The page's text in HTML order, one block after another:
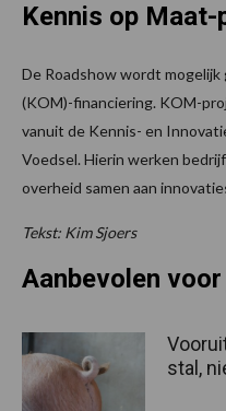
Kennis op
De Roadshow wordt
(KOM)-financiering. KOM-
vanuit de Kennis- en
Voedsel. Hierin werken
overheid samen aan
Tekst: Kim Sjoers
Aanbevolen
stal,